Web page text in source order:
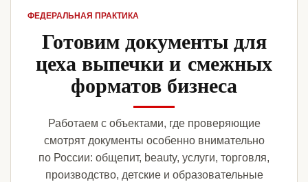
ФЕДЕРАЛЬНАЯ ПРАКТИКА
Готовим документы для
цеха выпечки и смежных
форматов бизнеса
Работаем с объектами, где проверяющие
смотрят документы особенно внимательно
по России: общепит, beauty, услуги, торговля,
производство, детские и образовательные